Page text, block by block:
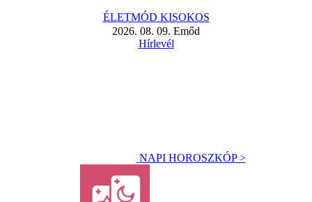
ÉLETMÓD KISOKOS
2026. 08. 09. Emőd
Hírlevél
NAPI HOROSZKÓP >